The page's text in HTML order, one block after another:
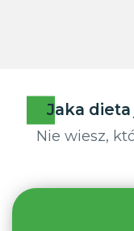
Jaka
Nie wiesz,